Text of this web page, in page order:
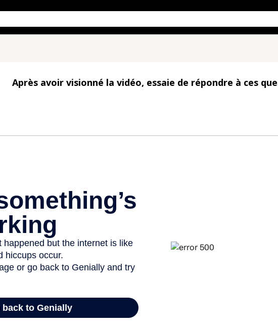
Après avoir visionné la vidéo, essaie de répondre à ces